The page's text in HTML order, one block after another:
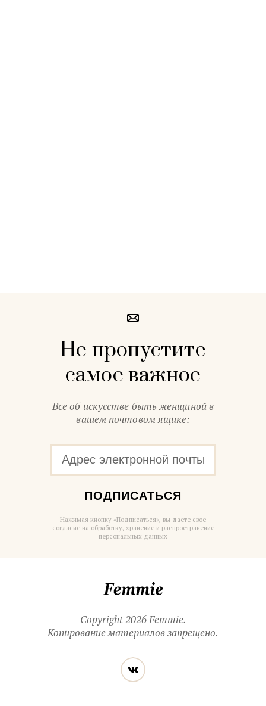
Не пропустите
самое важное
Все об искусстве быть женщиной в
вашем почтовом ящике:
ПОДПИСАТЬСЯ
Нажимая кнопку «Подписаться», вы даете свое
согласие на обработку, хранение и распространение
персональных данных
Copyright 2026 Femmie.
Копирование материалов запрещено.
Читайте
нас
в социальных